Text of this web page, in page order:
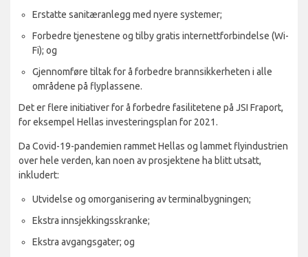
Erstatte sanitæranlegg med nyere systemer;
Forbedre tjenestene og tilby gratis internettforbindelse (Wi-
Fi); og
Gjennomføre tiltak for å forbedre brannsikkerheten i alle
områdene på flyplassene.
Det er flere initiativer for å forbedre fasilitetene på JSI Fraport,
for eksempel Hellas investeringsplan for 2021.
Da Covid-19-pandemien rammet Hellas og lammet flyindustrien
over hele verden, kan noen av prosjektene ha blitt utsatt,
inkludert:
Utvidelse og omorganisering av terminalbygningen;
Ekstra innsjekkingsskranke;
Ekstra avgangsgater; og